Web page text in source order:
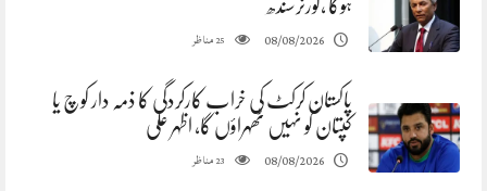
ہوگا ،گورنرسندھ
08/08/2026
25مناظر
پاکستان کرکٹ کی خراب کارکردگی کا ذمہ دار کوچ یا
کپتان کو نہیں ٹھہراؤں گا، اظہر علی
08/08/2026
23مناظر